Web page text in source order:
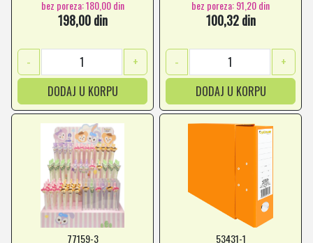
bez poreza: 180,00 din
198,00 din
-
+
DODAJ U KORPU
bez poreza: 91,20 din
100,32 din
-
+
DODAJ U KORPU
77159-3
53431-1